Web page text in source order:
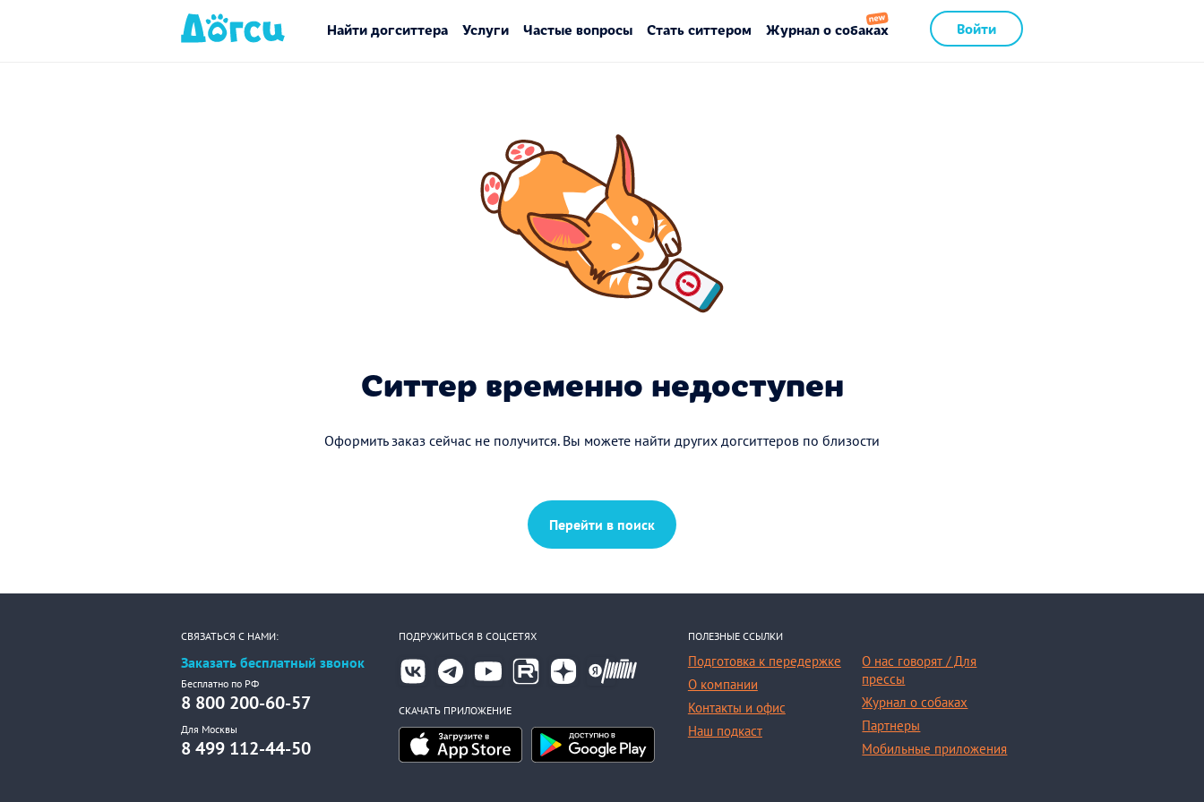
Войти
Найти догситтера Услуги Частые вопросы Стать ситтером Журнал о собаках
Ситтер временно недоступен
Оформить заказ сейчас не получится. Вы можете найти других догситтеров по близости
Перейти в поиск
СВЯЗАТЬСЯ С НАМИ:
Заказать бесплатный звонок
Бесплатно по РФ
8 800 200-60-57
Для Москвы
8 499 112-44-50
ПОДРУЖИТЬСЯ В СОЦСЕТЯХ
СКАЧАТЬ ПРИЛОЖЕНИЕ
ПОЛЕЗНЫЕ ССЫЛКИ
Подготовка к передержке
О компании
Контакты и офис
Наш подкаст
О нас говорят / Для
прессы
Журнал о собаках
Партнеры
Мобильные приложения